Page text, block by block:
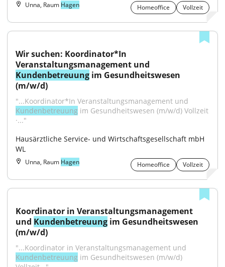
Unna, Raum Hagen Homeoffice Vollzeit
Wir suchen: Koordinator*In
Kundenbetreuung im Gesundheitswesen
(m/w/d)
Kundenbetreuung im Gesundheitswesen (m/w/d) Vollzeit
·..."
Hausärztliche Service- und Wirtschaftsgesellschaft mbH
WL
Unna, Raum Hagen Homeoffice Vollzeit
Koordinator in Veranstaltungsmanagement
und Kundenbetreuung im Gesundheitswesen
(m/w/d)
Kundenbetreuung im Gesundheitswesen (m/w/d)